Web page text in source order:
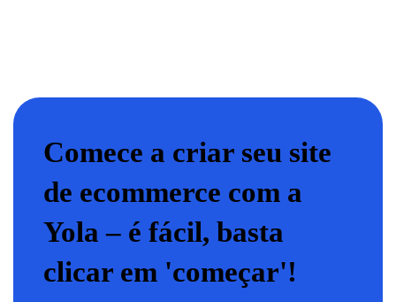
Comece a criar seu site
de ecommerce com a
Yola – é fácil, basta
clicar em 'começar'!